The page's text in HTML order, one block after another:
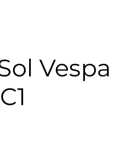
Vespa